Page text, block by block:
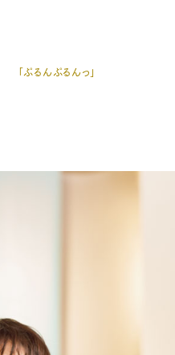
「ぷるんぷるんっ」